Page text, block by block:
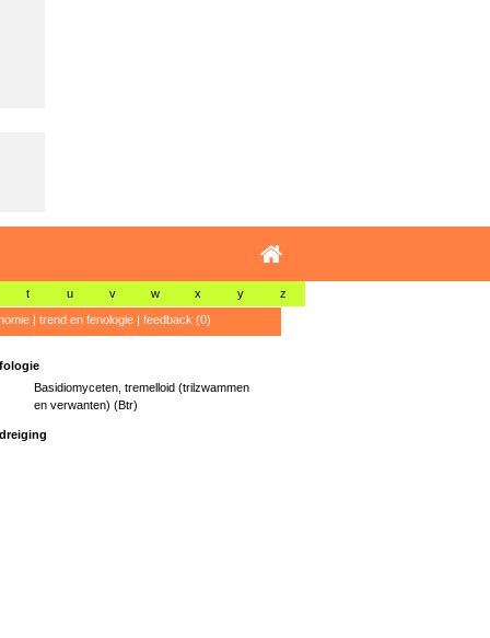
t u v w x y z
| trend en fenologie| feedback (0)
Basidiomyceten, tremelloid (trilzwammen
en verwanten) (Btr)